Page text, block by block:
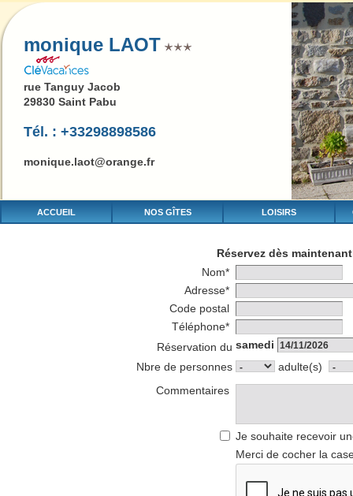
monique LAOT
rue Tanguy Jacob
29830 Saint Pabu
Tél. : +33298898586
monique.laot@orange.fr
ACCUEIL NOS GÎTES LOISIRS
Réservez dès
Nom*
Adresse*
Code postal
Téléphone*
Réservation du samedi
Nbre de personnes
adulte(s)
Commentaires
Je souhaite recevoir
Merci de cocher la